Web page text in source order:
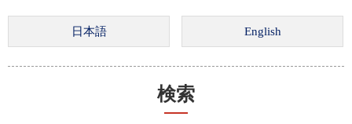
検索